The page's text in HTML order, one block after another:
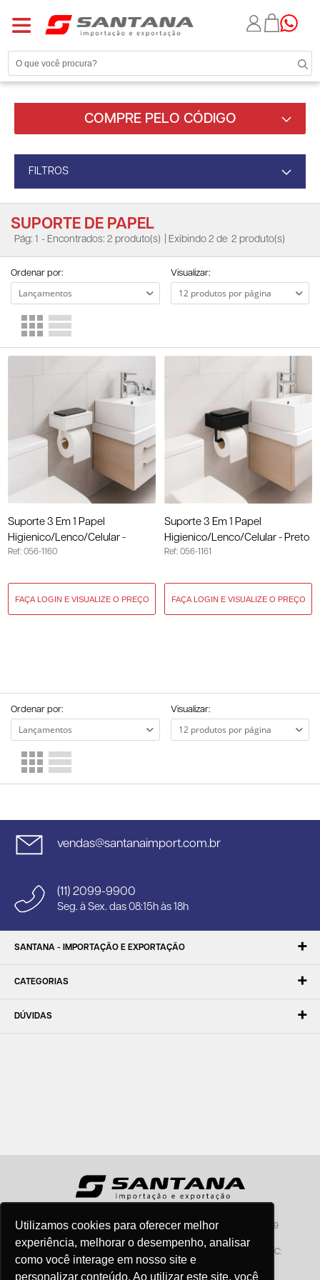
Utilizamos cookies para oferecer melhor
experiência, melhorar o desempenho, analisar
como você interage em nosso site e
personalizar conteúdo. Ao utilizar este site, você
COMPRE PELO CÓDIGO
FILTROS
SUPORTE DE PAPEL
Pág: 1 - Encontrados: 2 produto(s) | Exibindo 2 de 2 produto(s)
Ordenar por: Visualizar:
Suporte 3 Em 1 Papel
Higienico/Lenco/Celular -
Branco 056-1160
Ref: 056-1160
Suporte 3 Em 1 Papel
Higienico/Lenco/Celular - Preto
056-1161
Ref: 056-1161
Ordenar por: Visualizar:
vendas@santanaimport.com.br
(11) 2099-9900
Seg. à Sex. das 08:15h às 18h
SANTANA - IMPORTAÇÃO E EXPORTAÇÃO
CATEGORIAS
DÚVIDAS
Santana - Importação e Exportação - CNPJ:57.464.653/0001-49
Atendimento por telefone: dias úteis, das 08:15hs às 18:00hs
SAC:
sac@santanaimport.com.br